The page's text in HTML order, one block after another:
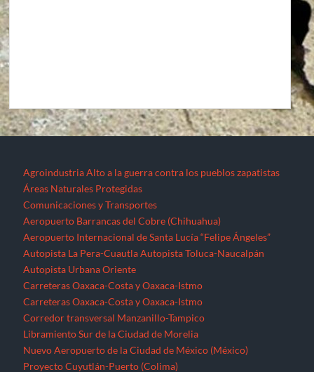
Carreteras Oaxaca-Costa y Oaxaca-Istmo
Carreteras Oaxaca-Costa y Oaxaca-Istmo
Corredor transversal Manzanillo-Tampico
Nuevo Aeropuerto de la Ciudad de México (México)
Proyecto Cuyutlán-Puerto (Colima)
Supercarretera Mazatlán-Durango
ContactoCorredores industrialesDesaparecidos
Espejos de la resistenciaFeminicidios
Fracturación Hidráulica (Fracking)
Hidrocarburos
Gasoducto Jaltipan – Salina Cruz
Gasoducto Salina Cruz – TapachulaGasoducto Tuxpan – Tula
Proyecto Aceites Terciarios del Golfo (Veracruz y Puebla)
Sistema de Transporte de Gas Natural Norte-Noroeste
Home JornalerosMEGAPROYECTOSMichoacánMigrantes
Militarización